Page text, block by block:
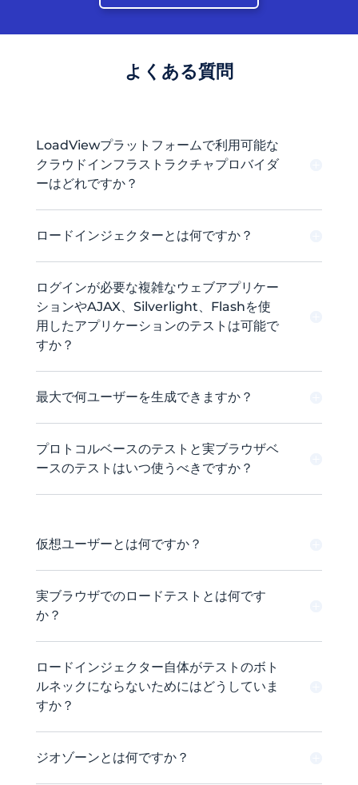
よくある質問
LoadViewプラットフォームで利用可能な
クラウドインフラストラクチャプロバイダ
ーはどれですか？
ロードインジェクターとは何ですか？
ログインが必要な複雑なウェブアプリケー
ションやAJAX、Silverlight、Flashを使
用したアプリケーションのテストは可能で
すか？
最大で何ユーザーを生成できますか？
プロトコルベースのテストと実ブラウザベ
ースのテストはいつ使うべきですか？
仮想ユーザーとは何ですか？
実ブラウザでのロードテストとは何です
か？
ロードインジェクター自体がテストのボト
ルネックにならないためにはどうしていま
すか？
ジオゾーンとは何ですか？